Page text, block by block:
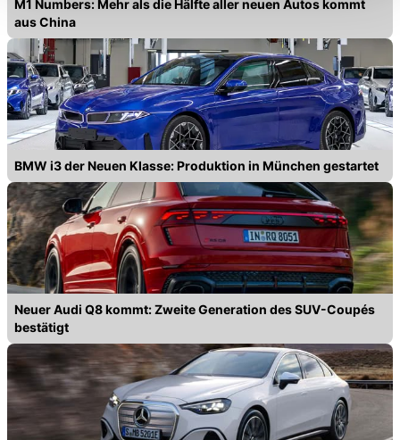
können die Einstellungen jederzeit in unserer
Datenschutzerklärunganpassen.
M1 Numbers: Mehr als die Hälfte aller neuen Autos kommt
aus China
BMW i3 der Neuen Klasse: Produktion in München gestartet
Neuer Audi Q8 kommt: Zweite Generation des SUV-Coupés
bestätigt